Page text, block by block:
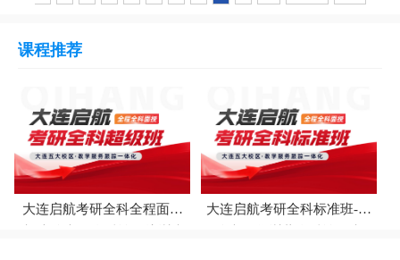
课程推荐
大连启航考研全科全程面授
大连启航考研全科标准班-大